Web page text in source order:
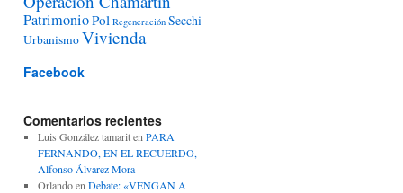
PatrimonioPol Regeneración Secchi
UrbanismoVivienda
Facebook
Comentarios recientes
Luis González tamariten PARA
FERNANDO, EN EL RECUERDO,
Alfonso Álvarez Mora
Orlandoen Debate: «VENGAN A